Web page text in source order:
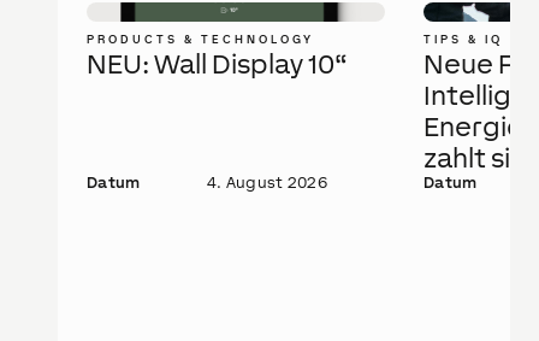
PRODUCTS & TECHNOLOGY
NEU: Wall Display 10“
Datum 4. August 2026
TIPS & IQ
Neue
zahlt
Datum